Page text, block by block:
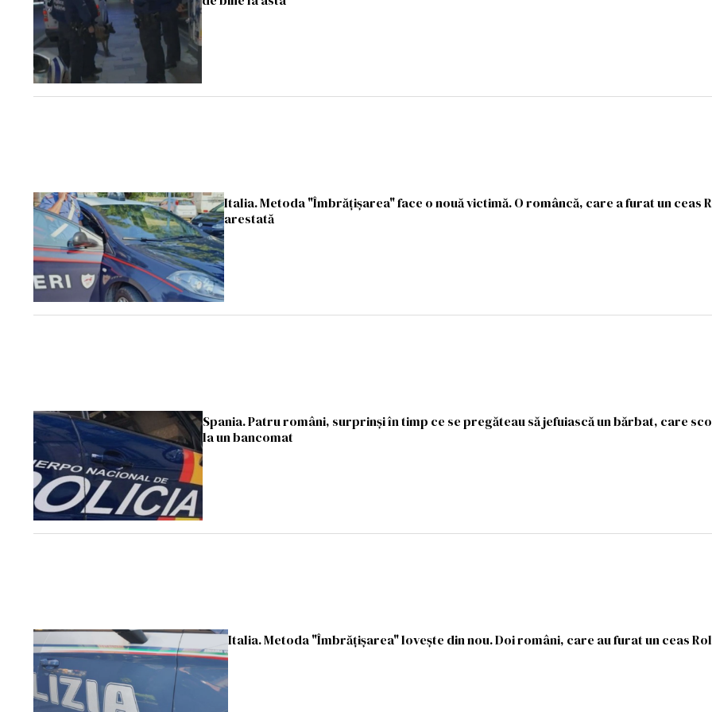
Italia. Metoda "Îmbrățișarea" face o nouă victimă. O româncă, care a furat un ceas
arestată
Spania. Patru români, surprinși în timp ce se pregăteau să jefuiască un bărbat, care
la un bancomat
Italia. Metoda "Îmbrățișarea" lovește din nou. Doi români, care au furat un ceas